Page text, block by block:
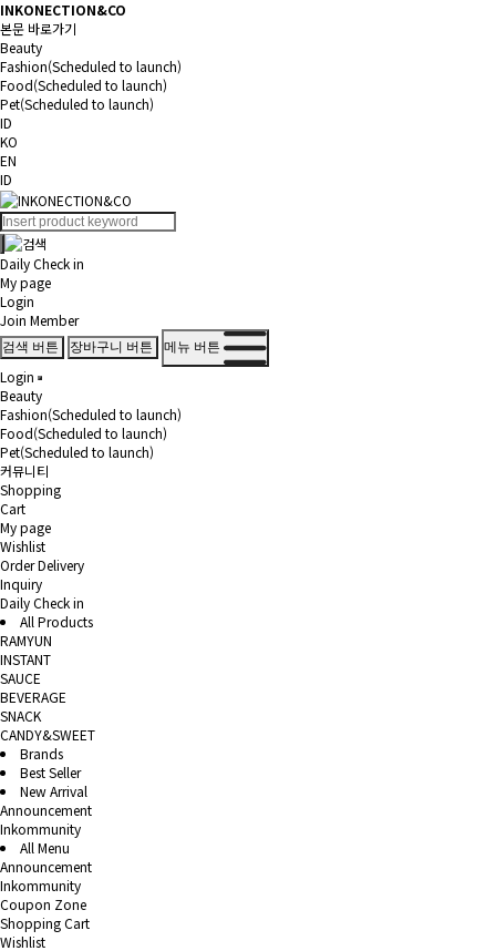
INKONECTION&CO
본문 바로가기
Beauty
Fashion(Scheduled to launch)
Food(Scheduled to launch)
Pet(Scheduled to launch)
ID
KO
EN
ID
Daily Check in
My page
Login
Join Member
검색 버튼 장바구니 버튼 메뉴 버튼
Login
Beauty
Fashion(Scheduled to launch)
Food(Scheduled to launch)
Pet(Scheduled to launch)
커뮤니티
Shopping
Cart
My page
Wishlist
Order Delivery
Inquiry
Daily Check in
All Products
RAMYUN
INSTANT
SAUCE
BEVERAGE
SNACK
CANDY&SWEET
Brands
Best Seller
New Arrival
Announcement
Inkommunity
All Menu
Announcement
Inkommunity
Coupon Zone
Shopping Cart
Wishlist